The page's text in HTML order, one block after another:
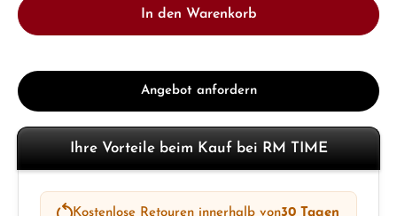
In den Warenkorb
Angebot anfordern
Ihre Vorteile beim Kauf bei RM TIME
Kostenlose Retouren innerhalb von30 Tagen